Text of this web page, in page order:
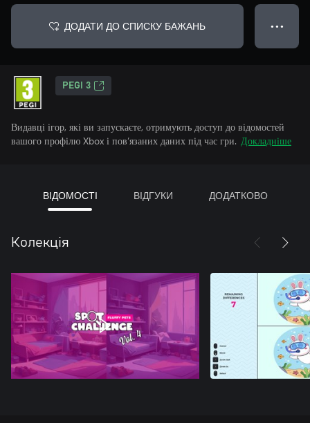
ДОДАТИ ДО СПИСКУ БАЖАНЬ ● ● ●
PEGI 3
Видавці ігор, які ви запускаєте, отримують доступ до відомостей
вашого профілю Xbox і пов’язаних даних під час гри. Докладніше
ВІДОМОСТІ ВІДГУКИ ДОДАТКОВО
Колекція